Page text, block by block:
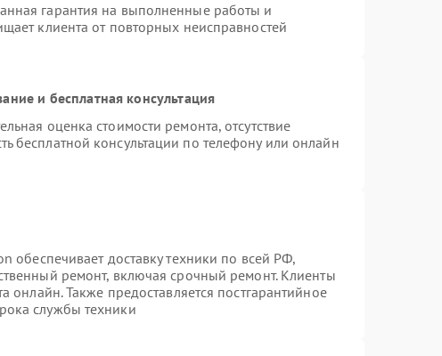
гарантия на выполненные работы и
клиента от повторных неисправностей
и бесплатная консультация
оценка стоимости ремонта, отсутствие
бесплатной консультации по телефону или онлайн
обеспечивает доставку техники по всей РФ,
ремонт, включая срочный ремонт. Клиенты
онлайн. Также предоставляется постгарантийное
службы техники